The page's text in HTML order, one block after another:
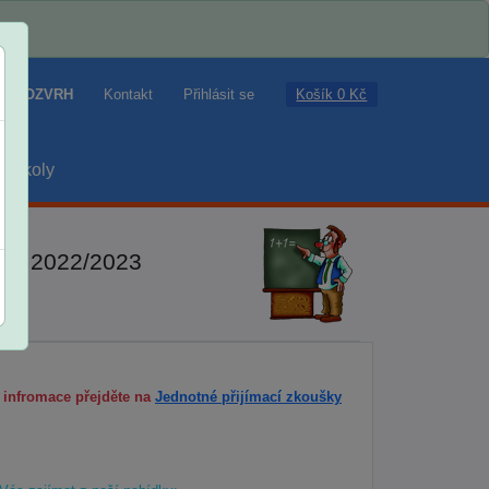
ROZVRH Kontakt Přihlásit se Košík 0 Kč
školy
2022/2023
přejděte na Jednotné přijímací zkoušky